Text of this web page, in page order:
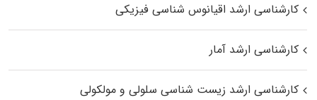
کارشناسی ارشد اقیانوس‌ شناسی فیزیکی
کارشناسی ارشد آمار
کارشناسی ارشد زیست شناسی سلولی و مولکولی